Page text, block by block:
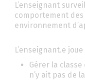
L’enseignant
comportement
environnement
L’enseignant.e
Gérer la classe
n’y ait pas de